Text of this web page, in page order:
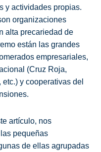
y actividades propias.
organizaciones
alta precariedad de
están las grandes
empresariales,
(Cruz Roja,
y cooperativas del
artículo, nos
pequeñas
de ellas agrupadas